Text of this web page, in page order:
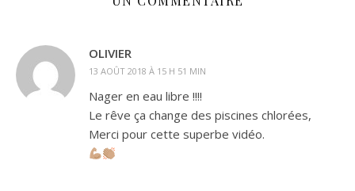
OLIVIER
13 AOÛT 2018 À 15 H 51 MIN
Nager en eau libre !!!!
Le rêve ça change des piscines chlorées,
Merci pour cette superbe vidéo.